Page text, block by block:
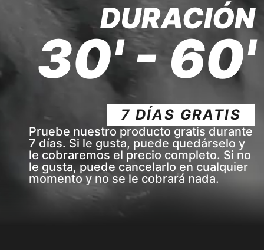
DURACIÓN
30' - 60'
7 DÍAS GRATIS
Pruebe nuestro producto gratis durante
7 días. Si le gusta, puede quedárselo y
le cobraremos el precio completo. Si no
le gusta, puede cancelarlo en cualquier
momento y no se le cobrará nada.